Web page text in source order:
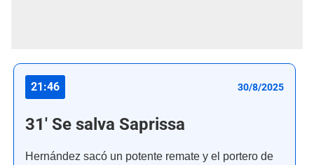
21:46 30/8/2025
31' Se salva Saprissa
Hernández sacó un potente remate y el portero de